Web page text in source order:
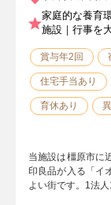
家庭的な養育
施設｜行事を
賞与年2回
住宅手当あり
育休あり
当施設は橿原市に
印良品が入る「イ
よい街です。1法